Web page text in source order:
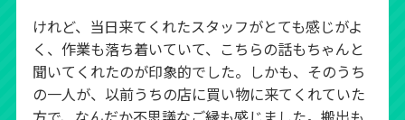
けれど、当日来てくれたスタッフがとても感じがよ
く、作業も落ち着いていて、こちらの話もちゃんと
聞いてくれたのが印象的でした。しかも、そのうち
の一人が、以前うちの店に買い物に来てくれていた